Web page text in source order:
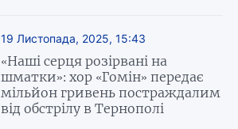
19 Листопада, 2025, 15:43
«Наші серця розірвані на
шматки»: хор «Гомін» передає
мільйон гривень постраждалим
від обстрілу в Тернополі